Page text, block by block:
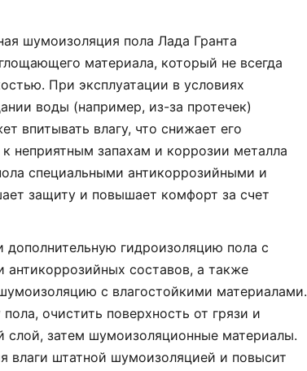
шумоизоляция пола Лада Гранта
материала, который не всегда
При эксплуатации в условиях
воды (например, из-за протечек)
впитывать влагу, что снижает его
неприятным запахам и коррозии металла
специальными антикоррозийными и
защиту и повышает комфорт за счет
дополнительную гидроизоляцию пола с
составов, а также
с влагостойкими материалами.
очистить поверхность от грязи и
слой, затем шумоизоляционные материалы.
влаги штатной шумоизоляцией и повысит